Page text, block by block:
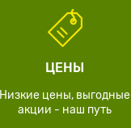
ЦЕНЫ
Низкие цены, выгодные
акции - наш путь